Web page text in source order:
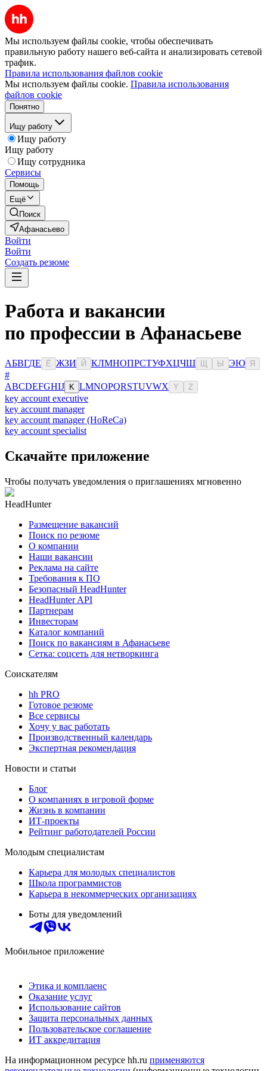
Мы используем файлы cookie, чтобы обеспечивать
правильную работу нашего веб-сайта и анализировать сетевой
трафик.
Правила использования файлов cookie
Мы используем файлы cookie. Правила использования
файлов cookie
Понятно
Ищу работу
Ищу работу
Ищу работу
Ищу сотрудника
Сервисы
Помощь
Ещё
Поиск
Афанасьево
Войти
Войти
Создать резюме
Работа и вакансии
по профессии в Афанасьеве
АБВГДЕ Ё ЖЗИ Й КЛМНОПРСТУФХЦЧШ Ы ЭЮ Я
#
ABCDEFGHIJ K LMNOPQRSTUVWX Y Z
key account executive
key account manager
key account manager (HoReCa)
key account specialist
Скачайте приложение
Чтобы получать уведомления о приглашениях мгновенно
HeadHunter
Размещение вакансий
Поиск по резюме
О компании
Наши вакансии
Реклама на сайте
Требования к ПО
Безопасный HeadHunter
HeadHunter API
Партнерам
Инвесторам
Каталог компаний
Поиск по вакансиям в Афанасьеве
Сетка: соцсеть для нетворкинга
Соискателям
hh PRO
Готовое резюме
Все сервисы
Хочу у вас работать
Производственный календарь
Экспертная рекомендация
Новости и статьи
Блог
О компаниях в игровой форме
Жизнь в компании
ИТ-проекты
Рейтинг работодателей России
Молодым специалистам
Карьера для молодых специалистов
Школа программистов
Карьера в некоммерческих организациях
Боты для уведомлений
Мобильное приложение
Этика и комплаенс
Оказание услуг
Использование сайтов
Защита персональных данных
Пользовательское соглашение
ИТ аккредитация
На информационном ресурсе hh.ru применяются